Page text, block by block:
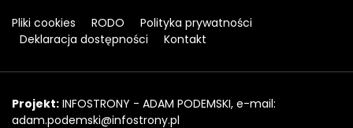
Pliki cookies RODO
Polityka prywatności
Deklaracja dostępności
Kontakt
Projekt: INFOSTRONY - ADAM PODEMSKI, e-mail:
adam.podemski@infostrony.pl